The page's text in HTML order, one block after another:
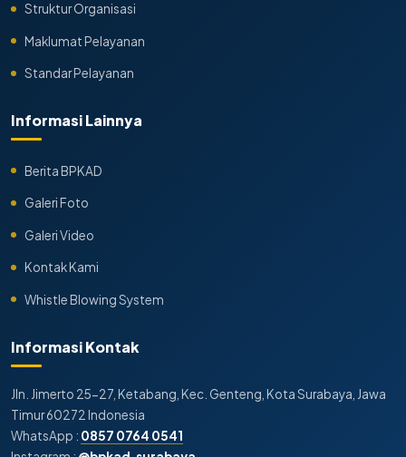
Struktur Organisasi
Maklumat Pelayanan
Standar Pelayanan
Informasi Lainnya
Berita BPKAD
Galeri Foto
Galeri Video
Kontak Kami
Whistle Blowing System
Informasi Kontak
Jln. Jimerto 25-27, Ketabang, Kec. Genteng, Kota Surabaya, Jawa
Timur 60272 Indonesia
WhatsApp : 0857 0764 0541